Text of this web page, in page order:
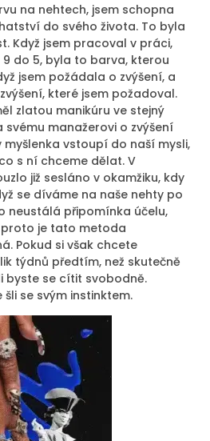
na nehtech, jsem schopna
do svého života. To byla
Když jsem pracoval v práci,
do 5, byla to barva, kterou
jsem požádala o zvýšení, a
které jsem požadoval.
zlatou manikúru ve stejný
svému manažerovi o zvýšení
myšlenka vstoupí do naší mysli,
s ní chceme dělat. V
již sesláno v okamžiku, kdy
se díváme na naše nehty po
neustálá připomínka účelu,
proto je tato metoda
Pokud si však chcete
týdnů předtím, než skutečně
byste se cítit svobodně.
se svým instinktem.